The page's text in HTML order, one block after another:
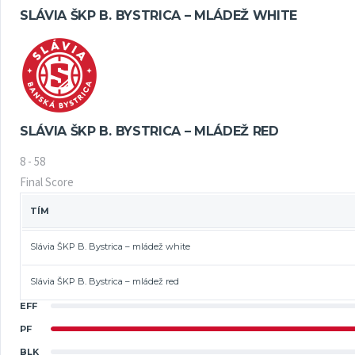
SLÁVIA ŠKP B. BYSTRICA – MLÁDEŽ WHITE
SLÁVIA ŠKP B. BYSTRICA – MLÁDEŽ RED
8 - 58
Final Score
TÍM
Slávia ŠKP B. Bystrica – mládež white
Slávia ŠKP B. Bystrica – mládež red
EFF
PF
BLK